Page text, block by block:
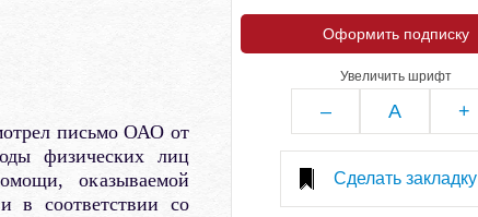
Пенсионный фонд
Правительство
Президент: законы и указы
письмо ОАО от
физических лиц
оказываемой
в соответствии со
Оформить подписку
Увеличить шрифт
– A +
Сделать закладку